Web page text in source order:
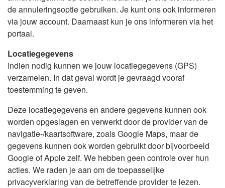
de annuleringsoptie gebruiken. Je kunt ons ook informeren
via jouw account. Daarnaast kun je ons informeren via het
portaal.
Locatiegegevens
Indien nodig kunnen we jouw locatiegegevens (GPS)
verzamelen. In dat geval wordt je gevraagd vooraf
toestemming te geven.
Deze locatiegegevens en andere gegevens kunnen ook
worden opgeslagen en verwerkt door de provider van de
navigatie-/kaartsoftware, zoals Google Maps, maar de
gegevens kunnen ook worden gebruikt door bijvoorbeeld
Google of Apple zelf. We hebben geen controle over hun
acties. We raden je aan om de toepasselijke
privacyverklaring van de betreffende provider te lezen.